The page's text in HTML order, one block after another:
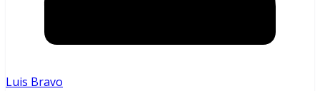
Luis Bravo